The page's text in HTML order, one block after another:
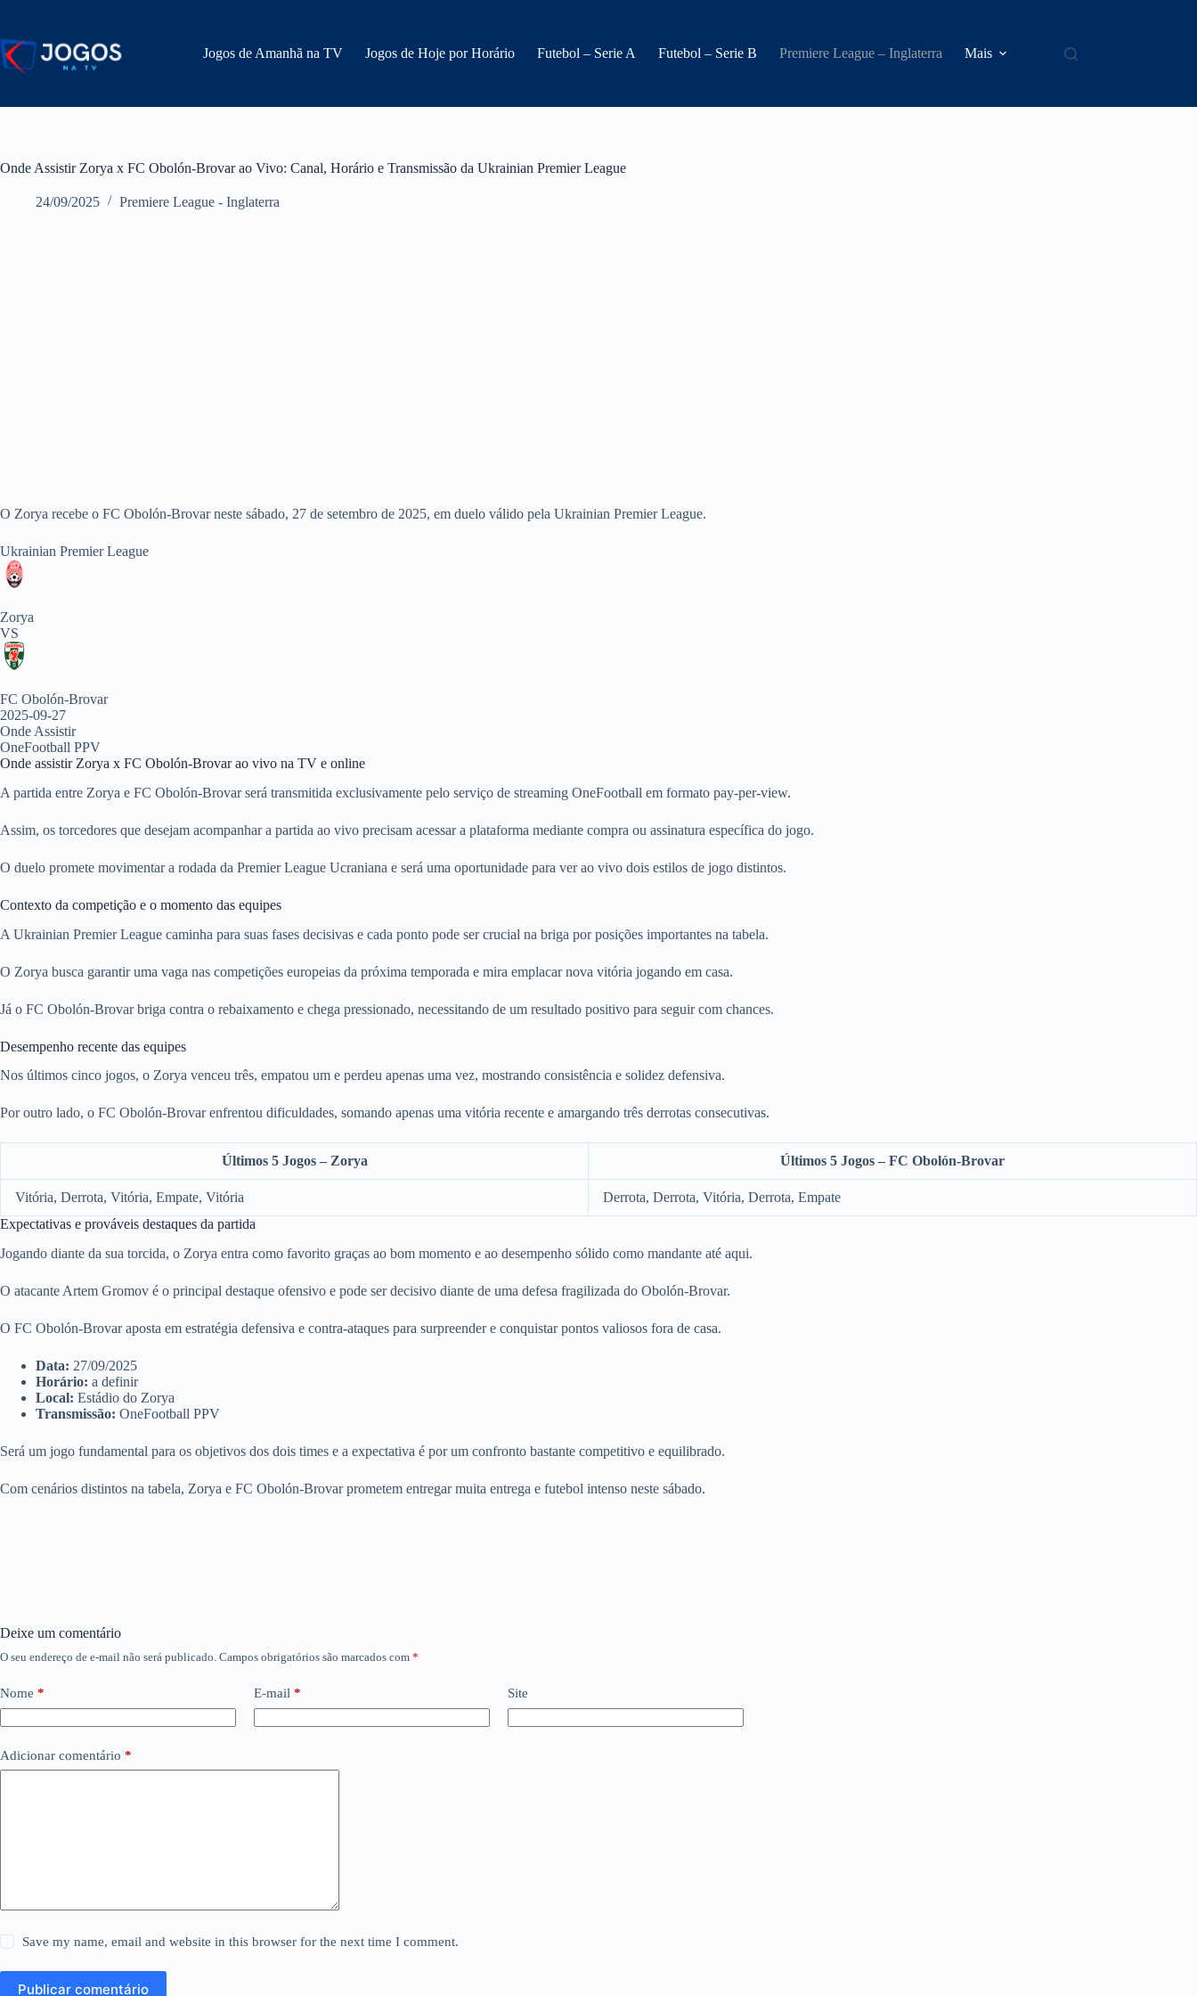
o
conteúdo
Jogos de Amanhã na TV Jogos de Hoje por Horário Futebol – Serie A Futebol – Serie B Premiere League – Inglaterra Mais
Onde Assistir Zorya x FC Obolón-Brovar ao Vivo: Canal, Horário e Transmissão da Ukrainian Premier League
24/09/2025 Premiere League - Inglaterra
O Zorya recebe o FC Obolón-Brovar neste sábado, 27 de setembro de 2025, em duelo válido pela Ukrainian Premier League.
Ukrainian Premier League
Zorya
VS
FC Obolón-Brovar
2025-09-27
Onde Assistir
OneFootball PPV
Onde assistir Zorya x FC Obolón-Brovar ao vivo na TV e online
A partida entre Zorya e FC Obolón-Brovar será transmitida exclusivamente pelo serviço de streaming OneFootball em formato pay-per-view.
Assim, os torcedores que desejam acompanhar a partida ao vivo precisam acessar a plataforma mediante compra ou assinatura específica do jogo.
O duelo promete movimentar a rodada da Premier League Ucraniana e será uma oportunidade para ver ao vivo dois estilos de jogo distintos.
Contexto da competição e o momento das equipes
A Ukrainian Premier League caminha para suas fases decisivas e cada ponto pode ser crucial na briga por posições importantes na tabela.
O Zorya busca garantir uma vaga nas competições europeias da próxima temporada e mira emplacar nova vitória jogando em casa.
Já o FC Obolón-Brovar briga contra o rebaixamento e chega pressionado, necessitando de um resultado positivo para seguir com chances.
Desempenho recente das equipes
Nos últimos cinco jogos, o Zorya venceu três, empatou um e perdeu apenas uma vez, mostrando consistência e solidez defensiva.
Por outro lado, o FC Obolón-Brovar enfrentou dificuldades, somando apenas uma vitória recente e amargando três derrotas consecutivas.
Últimos 5 Jogos – Zorya Últimos 5 Jogos – FC Obolón-Brovar
Vitória, Derrota, Vitória, Empate, Vitória
Derrota, Derrota, Vitória, Derrota, Empate
Expectativas e prováveis destaques da partida
Jogando diante da sua torcida, o Zorya entra como favorito graças ao bom momento e ao desempenho sólido como mandante até aqui.
O atacante Artem Gromov é o principal destaque ofensivo e pode ser decisivo diante de uma defesa fragilizada do Obolón-Brovar.
O FC Obolón-Brovar aposta em estratégia defensiva e contra-ataques para surpreender e conquistar pontos valiosos fora de casa.
Data: 27/09/2025
Horário: a definir
Local: Estádio do Zorya
Transmissão: OneFootball PPV
Será um jogo fundamental para os objetivos dos dois times e a expectativa é por um confronto bastante competitivo e equilibrado.
Com cenários distintos na tabela, Zorya e FC Obolón-Brovar prometem entregar muita entrega e futebol intenso neste sábado.
Deixe um comentário
O seu endereço de e-mail não será publicado. Campos obrigatórios são marcados com *
Nome * E-mail * Site
Adicionar comentário *
Save my name, email and website in this browser for the next time I comment.
Publicar comentário